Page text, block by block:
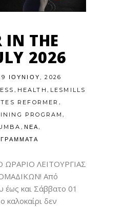
IN THE
2026
ΙΟΥΝΊΟΥ, 2026
, HEALTH , LESMILLS
REFORMER ,
PROGRAM,
, ΝΕΑ,
ΩΡΑΡΙΟ ΛΕΙΤΟΥΡΓΙΑΣ
Από
έως και Σάββατο 01
καλοκαίρι δεν